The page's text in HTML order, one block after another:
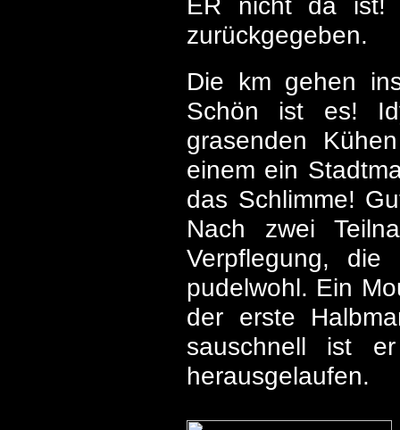
ER nicht da ist!
zurückgegeben.
Die km gehen
Schön ist es!
grasenden
einem ein
das Schlimme!
Nach zwei
Verpflegung,
pudelwohl. Ein
der erste
sauschnell ist
herausgelaufen.